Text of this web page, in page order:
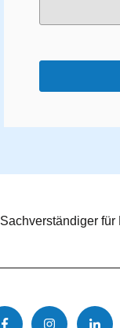
Sachverständiger für